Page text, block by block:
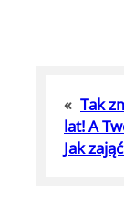
« Tak
lat! A
Jak